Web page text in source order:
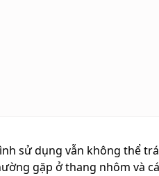
sử dụng vẫn không thể
gặp ở thang nhôm và